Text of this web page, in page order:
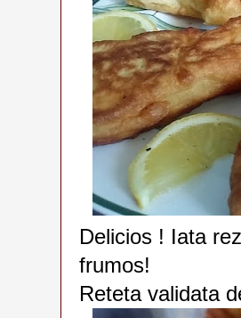
Delicios ! Iata
frumos!
Reteta validata